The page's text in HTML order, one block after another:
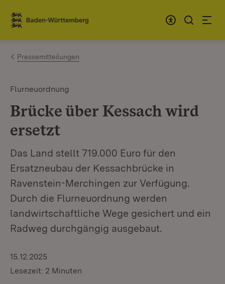
Zum Inhalt springen
Link zur Startseite
Pressemitteilungen
Flurneuordnung
Brücke über Kessach wird
ersetzt
Das Land stellt 719.000 Euro für den
Ersatzneubau der Kessachbrücke in
Ravenstein-Merchingen zur Verfügung.
Durch die Flurneuordnung werden
landwirtschaftliche Wege gesichert und ein
Radweg durchgängig ausgebaut.
15.12.2025
Lesezeit: 2 Minuten